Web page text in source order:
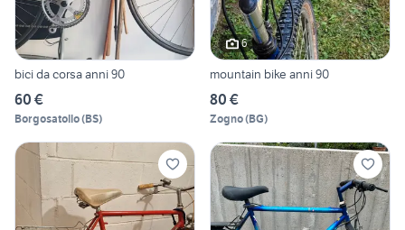
bici da corsa anni 90
60 €
Borgosatollo(BS)
6
mountain bike anni 90
80 €
Zogno(BG)